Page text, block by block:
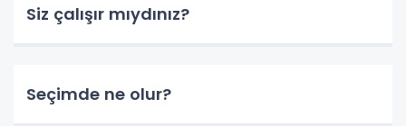
Siz çalışır mıydınız?
Seçimde ne olur?